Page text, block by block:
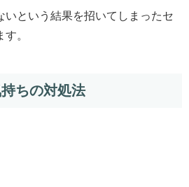
いという結果を招いてしまったセ
。
ちの対処法